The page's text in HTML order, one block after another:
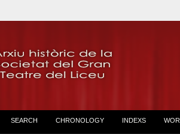
SEARCH CHRONOLOGY INDEXS